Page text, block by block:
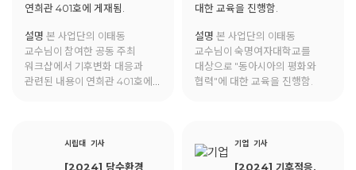
연희관 401호에 게재됨.
설명 본 사업단의 이태동
교수님이 참여한 공동 주최
워크샵에서 기후변화 대응과
관련된 내용이 연희관 401호에
대한 교육을 진행함.
설명 본 사업단의 이태동
교수님이 숙명여자대학교를
대상으로 "동아시아의 평화와
협력"에 대한 교육을 진행함.
시립대 기사
[2024] 담수환경
기업 기사
[2024] 기후적응,